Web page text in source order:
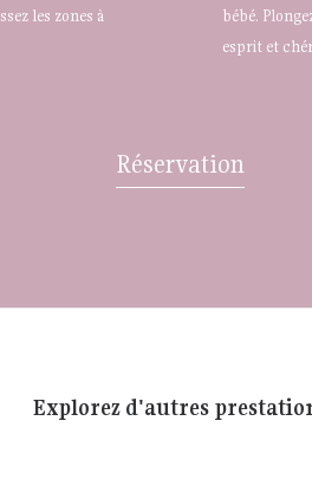
les zones à
bébé.
esprit et
Réservation
Explorez d'autres